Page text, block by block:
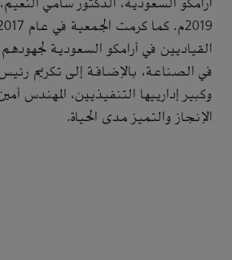
أرامكو السعودية، الدكتور سامي
القياديين في أرامكو السعودية لجهودهم
في الصناعة، بالإضافة إلى تكريم
وكبير إدارييها التنفيذيين، المهندس
الإنجاز والتميز مدى الحياة.